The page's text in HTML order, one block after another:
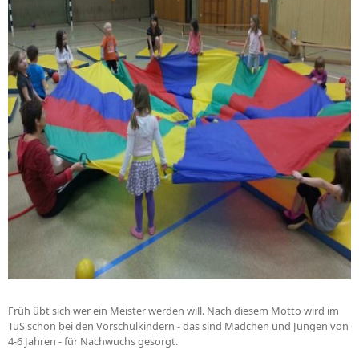
Früh übt sich wer ein Meister werden will. Nach diesem Motto wird im
TuS schon bei den Vorschulkindern - das sind Mädchen und Jungen von
4-6 Jahren - für Nachwuchs gesorgt.